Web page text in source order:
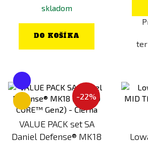
ROTHCO
S&T
SATAC
Snow Wolf
SNUGPAK
SONY
Specna Arms
SRC
skladom
DO KOŠÍKA
-22%
VALUE PACK set SA
Daniel Defense® MK18